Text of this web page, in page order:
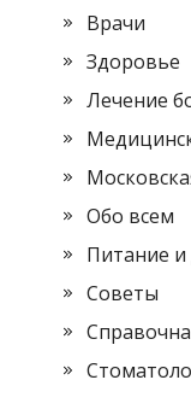
Врачи
Здоровье
Лечение
Обо всем
Питание и
Советы